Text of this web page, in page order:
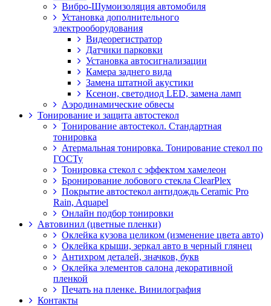
Вибро-Шумоизоляция автомобиля
Установка дополнительного
электрооборудования
Видеорегистратор
Датчики парковки
Установка автосигнализации
Камера заднего вида
Замена штатной акустики
Ксенон, светодиод LED, замена ламп
Аэродинамические обвесы
Тонирование и защита автостекол
Тонирование автостекол. Стандартная
тонировка
Атермальная тонировка. Тонирование стекол по
ГОСТу
Тонировка стекол с эффектом хамелеон
Бронирование лобового стекла ClearPlex
Покрытие автостекол антидождь Ceramic Pro
Rain, Aquapel
Онлайн подбор тонировки
Автовинил (цветные пленки)
Оклейка кузова целиком (изменение цвета авто)
Оклейка крыши, зеркал авто в черный глянец
Антихром деталей, значков, букв
Оклейка элементов салона декоративной
пленкой
Печать на пленке. Винилография
Контакты